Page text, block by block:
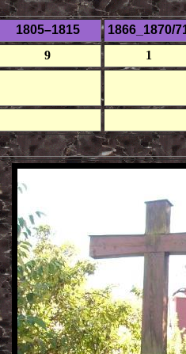
1805–1815
1866_1870/
9
1